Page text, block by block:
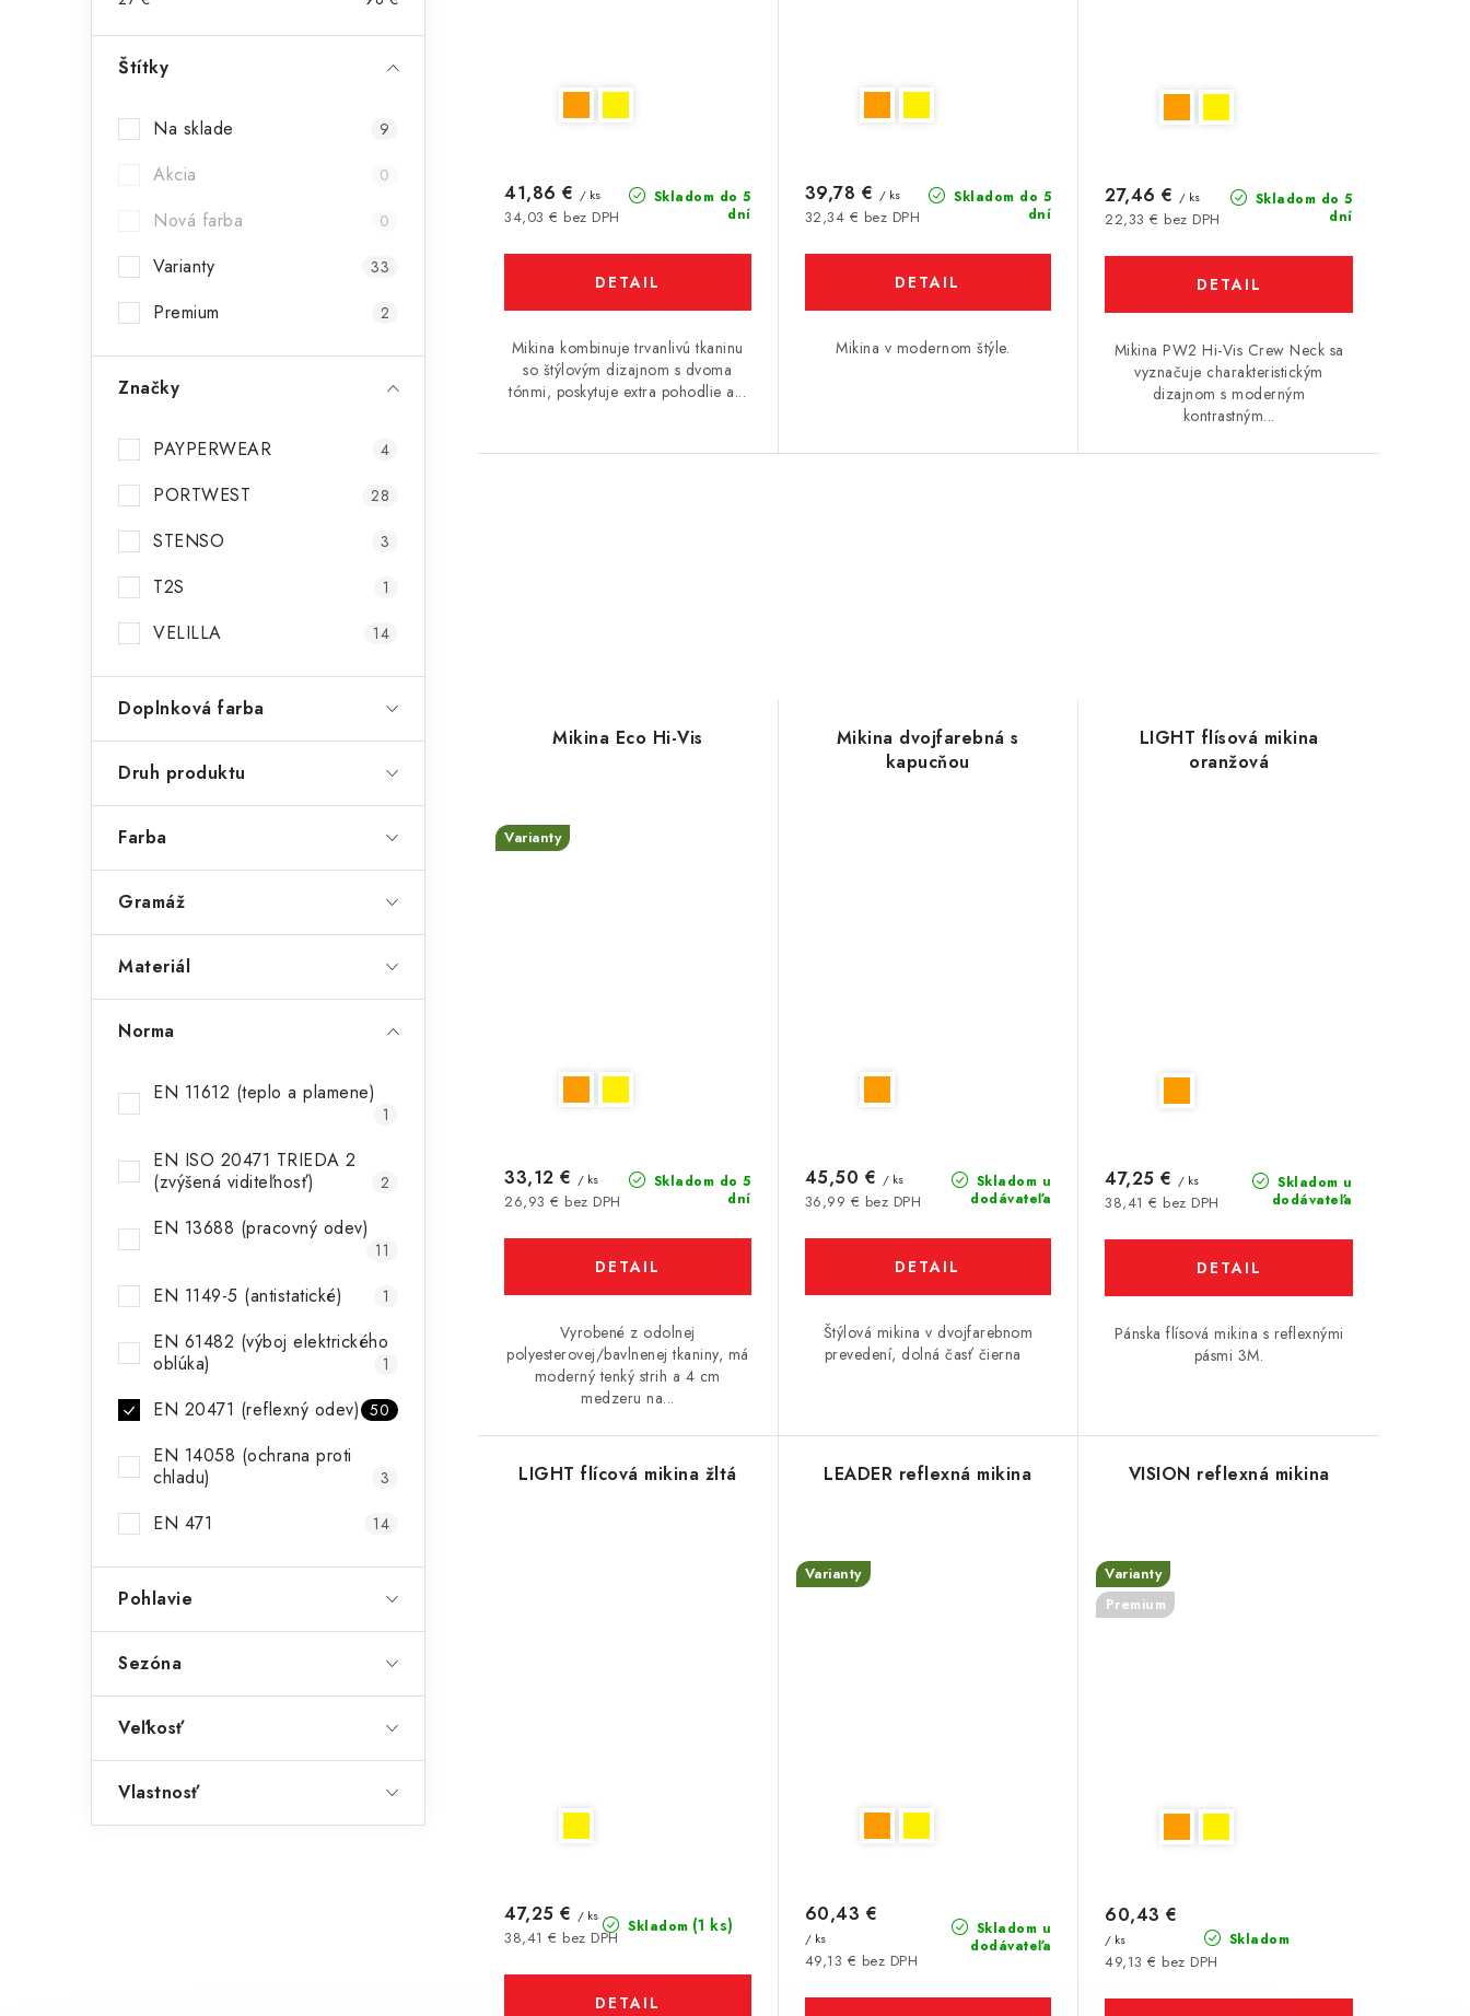
Štítky
Na sklade 9
Akcia 0
Nová farba 0
Varianty 33
Premium 2
Značky
PAYPERWEAR 4
PORTWEST 28
STENSO 3
T2S 1
VELILLA 14
Doplnková farba
Druh produktu
Farba
Gramáž
Materiál
Norma
EN 11612 (teplo a plamene)
1
EN ISO 20471 TRIEDA 2
(zvýšená viditeľnosť)
2
EN 13688 (pracovný odev)
11
EN 1149-5 (antistatické) 1
EN 61482 (výboj elektrického
oblúka)
1
EN 20471 (reflexný odev) 50
EN 14058 (ochrana proti
chladu)
3
EN 471 14
Pohlavie
Sezóna
Veľkosť
Vlastnosť
Skladom do 5
dní
34,03 € bez DPH
41,86 € / ks
DETAIL
Mikina kombinuje trvanlivú tkaninu
so štýlovým dizajnom s dvoma
tónmi, poskytuje extra pohodlie a...
Skladom do 5
dní
32,34 € bez DPH
39,78 € / ks
DETAIL
Mikina v modernom štýle.
Skladom do 5
dní
22,33 € bez DPH
27,46 € / ks
DETAIL
Mikina PW2 Hi-Vis Crew Neck sa
vyznačuje charakteristickým
dizajnom s moderným
kontrastným...
Mikina Eco Hi-Vis
Varianty
Skladom do 5
dní
26,93 € bez DPH
33,12 € / ks
DETAIL
Vyrobené z odolnej
polyesterovej/bavlnenej tkaniny, má
moderný tenký strih a 4 cm
medzeru na...
Mikina dvojfarebná s
kapucňou
Skladom u
dodávateľa
36,99 € bez DPH
45,50 € / ks
DETAIL
Štýlová mikina v dvojfarebnom
prevedení, dolná časť čierna
LIGHT flísová mikina
oranžová
Skladom u
dodávateľa
38,41 € bez DPH
47,25 € / ks
DETAIL
Pánska flísová mikina s reflexnými
pásmi 3M.
LIGHT flícová mikina žltá
Skladom (1 ks)
38,41 € bez DPH
47,25 € / ks
DETAIL
LEADER reflexná mikina
Varianty
Skladom u
dodávateľa
49,13 € bez DPH
60,43 €
/ ks
VISION reflexná mikina
Varianty
Premium
Skladom
49,13 € bez DPH
60,43 €
/ ks